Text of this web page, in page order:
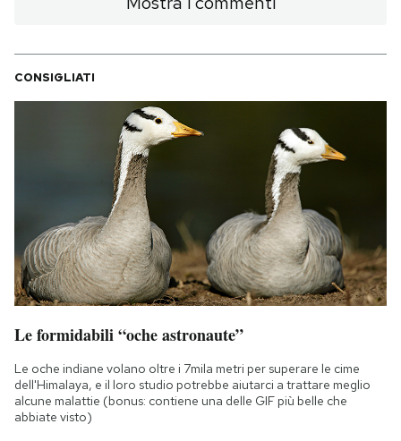
CONSIGLIATI
Le formidabili “oche astronaute”
Le oche indiane volano oltre i 7mila metri per superare le cime
dell'Himalaya, e il loro studio potrebbe aiutarci a trattare meglio
alcune malattie (bonus: contiene una delle GIF più belle che
abbiate visto)